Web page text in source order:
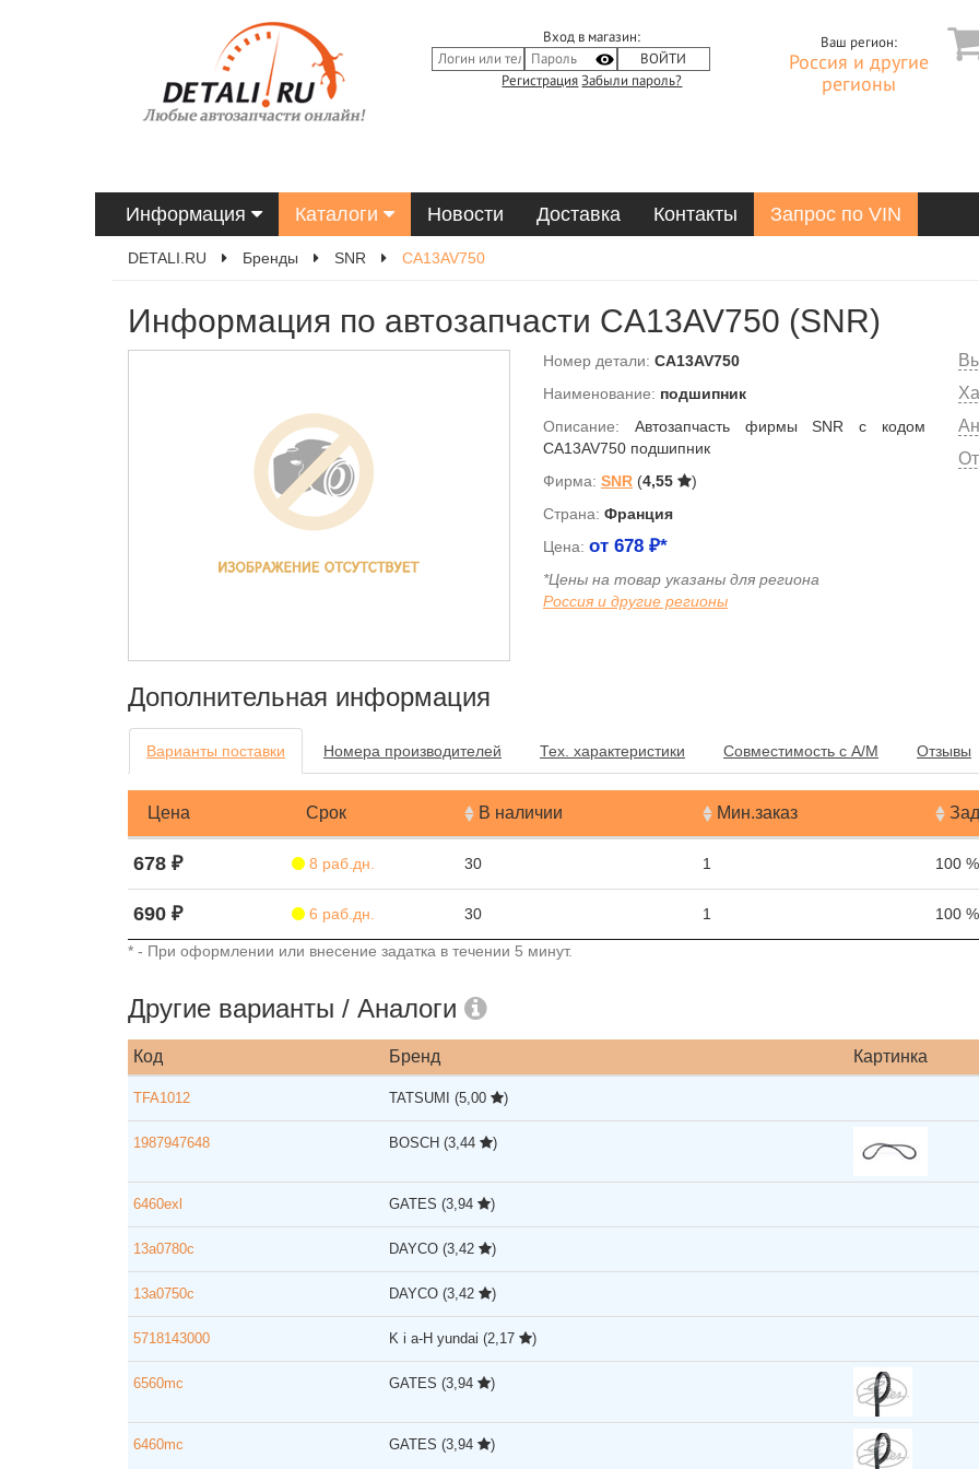
Вход в магазин:
Регистрация Забыли пароль?
Ваш регион:
Россия и другие
регионы
Информация Каталоги Новости Доставка Контакты Запрос по VIN
DETALI.RU Бренды SNR CA13AV750
Информация по автозапчасти CA13AV750 (SNR)
Номер детали: CA13AV750
Наименование: подшипник
Описание: Автозапчасть фирмы SNR с кодом
CA13AV750 подшипник
Фирма: SNR (4,55
)
Страна: Франция
Цена: от 678 ₽*
*Цены на товар указаны для региона
Россия и другие регионы
Дополнительная информация
Варианты поставки Номера производителей Тех. характеристики Совместимость с А/М Отзывы
Цена Срок В наличии Мин.заказ
678 ₽ 8 раб.дн. 30 1 100 %
690 ₽ 6 раб.дн. 30 1 100 %
* - При оформлении или внесение задатка в течении 5 минут.
Другие варианты / Аналоги
Код Бренд Картинка
TFA1012 TATSUMI (5,00 )
1987947648 BOSCH (3,44 )
6460exl GATES (3,94 )
13a0780c DAYCO (3,42 )
13a0750c DAYCO (3,42 )
5718143000 K i a-H yundai (2,17 )
6560mc GATES (3,94 )
6460mc GATES (3,94 )